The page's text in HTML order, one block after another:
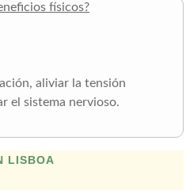
físicos?
aliviar la tensión
el sistema nervioso.
LISBOA